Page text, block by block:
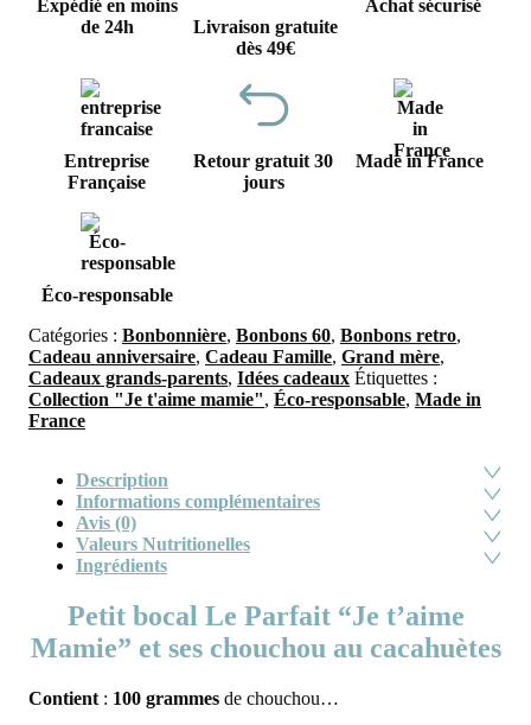
Expédié en moins
de 24h
Livraison gratuite
dès 49€
Achat sécurisé
Entreprise
Française
Retour gratuit 30
jours
Made in France
Éco-responsable
Catégories : Bonbonnière, Bonbons 60, Bonbons retro,
Cadeau anniversaire, Cadeau Famille, Grand mère,
Cadeaux grands-parents, Idées cadeaux Étiquettes :
Collection "Je t'aime mamie", Éco-responsable, Made in
France
Description
Informations complémentaires
Avis (0)
Valeurs Nutritionelles
Ingrédients
Petit bocal Le Parfait “Je t’aime
Mamie” et ses chouchou au cacahuètes
Contient : 100 grammes de chouchou…